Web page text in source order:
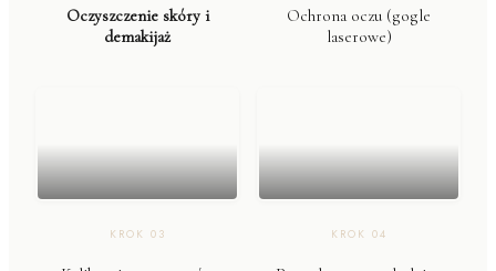
Oczyszczenie skóry i
demakijaż
Ochrona oczu (gogle
laserowe)
KROK 03 KROK 04